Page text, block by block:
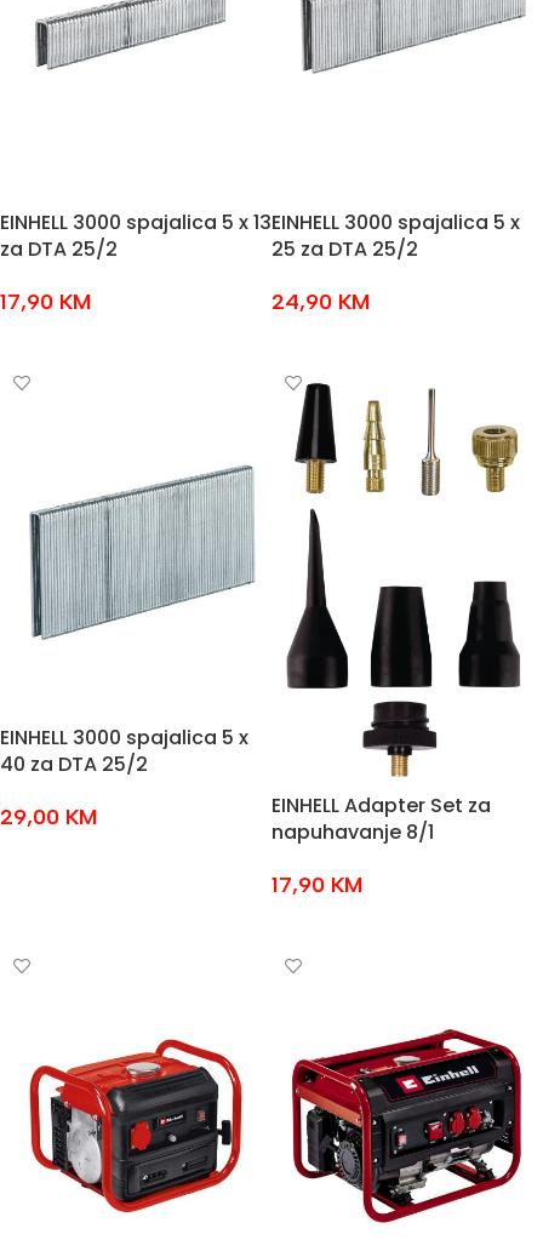
EINHELL 3000 spajalica 5 x 13
za DTA 25/2
17,90 KM
EINHELL 3000 spajalica 5 x
25 za DTA 25/2
24,90 KM
EINHELL 3000 spajalica 5 x
40 za DTA 25/2
29,00 KM
EINHELL Adapter Set za
napuhavanje 8/1
17,90 KM